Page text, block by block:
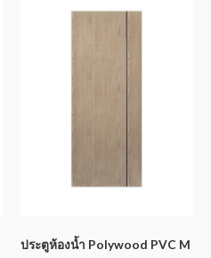
ประตูห้องน้ำ Polywood PVC M